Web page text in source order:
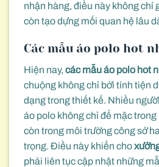
nhận hàng, điều này không chỉ
còn tạo dựng mối quan hệ lâu
Các mẫu áo polo hot
Hiện nay, các mẫu áo polo hot
chuộng không chỉ bởi tính tiện
dạng trong thiết kế. Nhiều
áo polo không chỉ để mặc
còn trong môi trường công sở
trọng. Điều này khiến cho
phải liên tục cập nhật những